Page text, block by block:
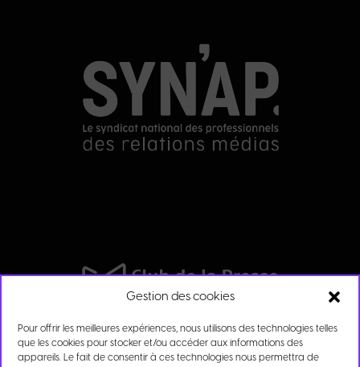
Gestion des cookies
Pour offrir les meilleures expériences, nous utilisons des technologies telles
que les cookies pour stocker et/ou accéder aux informations des
appareils. Le fait de consentir à ces technologies nous permettra de